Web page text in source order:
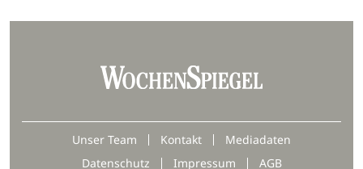
Unser Team Kontakt
Mediadaten
Datenschutz
Impressum AGB